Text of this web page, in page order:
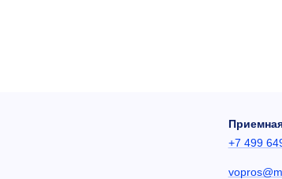
+7 499